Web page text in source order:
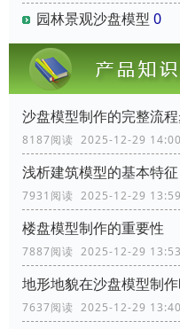
园林景观沙盘模型 0
沙盘模型制作的完整流
8187阅读 2025-12-29
浅析建筑模型的基本特征
7931阅读 2025-12-29
楼盘模型制作的重要性
7887阅读 2025-12-29
地形地貌在沙盘模型制
7637阅读 2025-12-29